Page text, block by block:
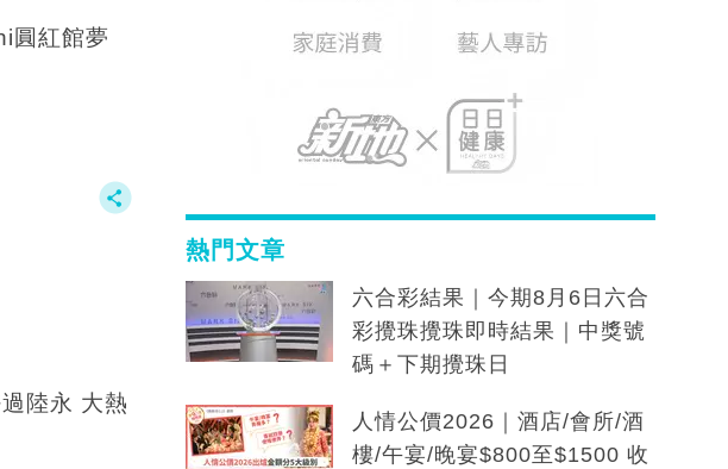
圓紅館夢
陸永 大熱
熱門文章
六合彩結果｜今期8月6日六合
彩攪珠攪珠即時結果｜中獎號
碼＋下期攪珠日
人情公價2026｜酒店/會所/酒
樓/午宴/晚宴$800至$1500 收